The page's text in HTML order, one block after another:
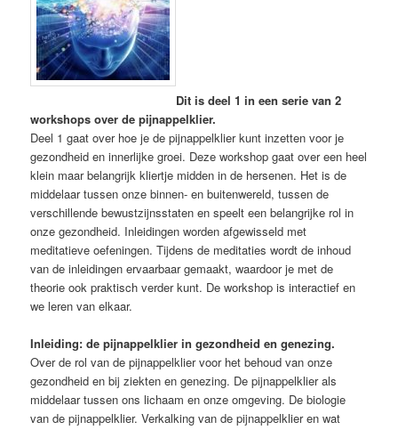
Dit is deel 1 in een serie van 2
workshops over de pijnappelklier.
Deel 1 gaat over hoe je de pijnappelklier kunt inzetten voor je
gezondheid en innerlijke groei. Deze workshop gaat over een heel
klein maar belangrijk kliertje midden in de hersenen. Het is de
middelaar tussen onze binnen- en buitenwereld, tussen de
verschillende bewustzijnsstaten en speelt een belangrijke rol in
onze gezondheid. Inleidingen worden afgewisseld met
meditatieve oefeningen. Tijdens de meditaties wordt de inhoud
van de inleidingen ervaarbaar gemaakt, waardoor je met de
theorie ook praktisch verder kunt. De workshop is interactief en
we leren van elkaar.
Inleiding: de pijnappelklier in gezondheid en genezing.
Over de rol van de pijnappelklier voor het behoud van onze
gezondheid en bij ziekten en genezing. De pijnappelklier als
middelaar tussen ons lichaam en onze omgeving. De biologie
van de pijnappelklier. Verkalking van de pijnappelklier en wat